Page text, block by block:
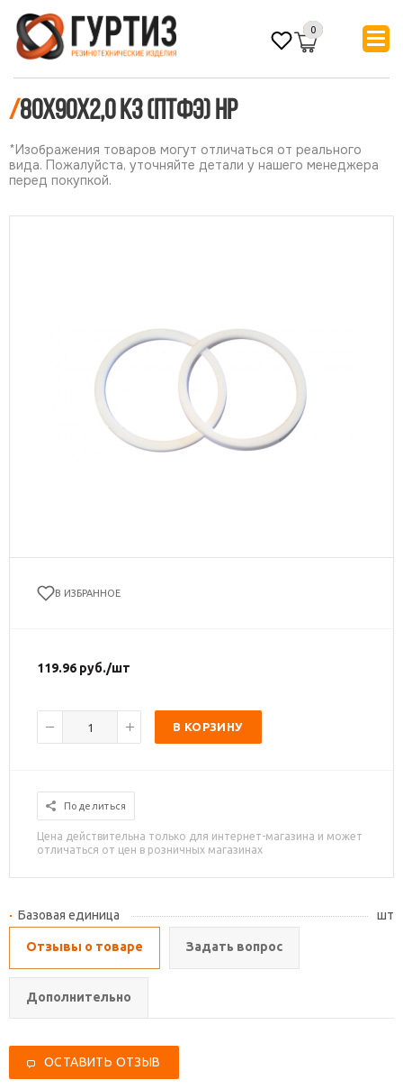
0
/80х90х2,0 КЗ (ПТФЭ) НР
*Изображения товаров могут отличаться от реального
вида. Пожалуйста, уточняйте детали у нашего менеджера
перед покупкой.
В ИЗБРАННОЕ
119.96 руб./шт
В КОРЗИНУ
Поделиться
Цена действительна только для интернет-магазина и может
отличаться от цен в розничных магазинах
Базовая единица шт
Отзывы о товаре Задать вопрос
Дополнительно
ОСТАВИТЬ ОТЗЫВ